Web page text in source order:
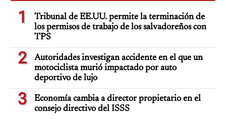
1
Tribunal de EE.UU. permite la terminación de
los permisos de trabajo de los salvadoreños con
TPS
2
Autoridades investigan accidente en el que un
motociclista murió impactado por auto
deportivo de lujo
3
Economía cambia a director propietario en el
consejo directivo del ISSS